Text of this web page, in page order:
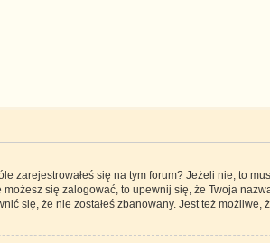
zarejestrowałeś się na tym forum? Jeżeli nie, to
się zalogować, to upewnij się, że Twoja
się, że nie zostałeś zbanowany. Jest też